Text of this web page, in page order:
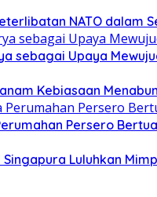
NATO dalam
sebagai Upaya
Kebiasaan
Persero
Luluhkan